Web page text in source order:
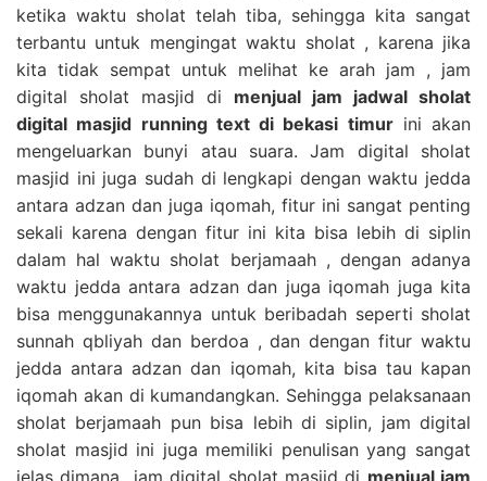
ketika waktu sholat telah tiba, sehingga kita sangat
terbantu untuk mengingat waktu sholat , karena jika
kita tidak sempat untuk melihat ke arah jam , jam
digital sholat masjid di menjual jam jadwal sholat
digital masjid running text di bekasi timurini akan
mengeluarkan bunyi atau suara. Jam digital sholat
masjid ini juga sudah di lengkapi dengan waktu jedda
antara adzan dan juga iqomah, fitur ini sangat penting
sekali karena dengan fitur ini kita bisa lebih di siplin
dalam hal waktu sholat berjamaah , dengan adanya
waktu jedda antara adzan dan juga iqomah juga kita
bisa menggunakannya untuk beribadah seperti sholat
sunnah qbliyah dan berdoa , dan dengan fitur waktu
jedda antara adzan dan iqomah, kita bisa tau kapan
iqomah akan di kumandangkan. Sehingga pelaksanaan
sholat berjamaah pun bisa lebih di siplin, jam digital
sholat masjid ini juga memiliki penulisan yang sangat
jelas dimana jam digital sholat masjid di menjual jam